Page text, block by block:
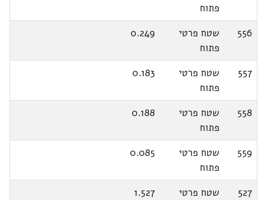
פתוח
556
שטח פרטי
פתוח
0.249
557
שטח פרטי
פתוח
0.183
558
שטח פרטי
פתוח
0.188
559
שטח פרטי
פתוח
0.085
527
שטח פרטי
1.527